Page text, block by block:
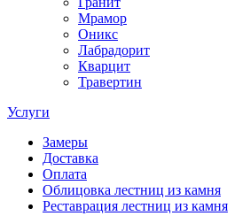
Мрамор
Оникс
Лабрадорит
Кварцит
Травертин
Услуги
Замеры
Доставка
Оплата
Облицовка лестниц из камня
Реставрация лестниц из камня